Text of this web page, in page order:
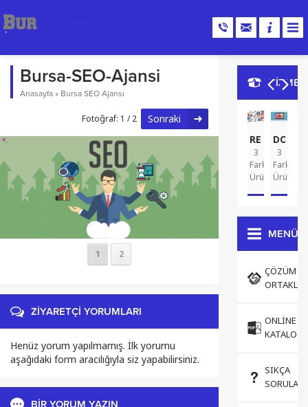
Bursa-SEO-Ajansi
Anasayfa » Bursa SEO Ajansı
Fotoğraf: 1 / 2 Sonraki
1 2
ZİYARETÇİ YORUMLARI
Henüz yorum yapılmamış. İlk yorumu
aşağıdaki form aracılığıyla siz yapabilirsiniz.
BİR YORUM YAZIN
REKLAM
3
Farklı
Ürün
3
Farklı
Ürün
MENÜ
ÇÖZÜM
ONLINE
KATALOG
SIKÇA